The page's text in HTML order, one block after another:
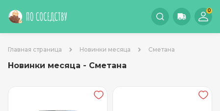
0
Главная страница Новинки месяца Сметана
Новинки месяца - Сметана